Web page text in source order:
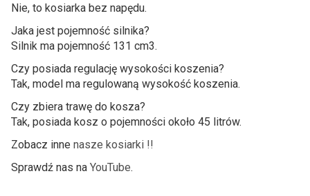
Nie, to kosiarka bez napędu.
Jaka jest pojemność silnika?
Silnik ma pojemność 131 cm3.
Czy posiada regulację wysokości koszenia?
Tak, model ma regulowaną wysokość koszenia.
Czy zbiera trawę do kosza?
Tak, posiada kosz o pojemności około 45 litrów.
Zobacz inne nasze kosiarki !!
Sprawdź nas na YouTube.